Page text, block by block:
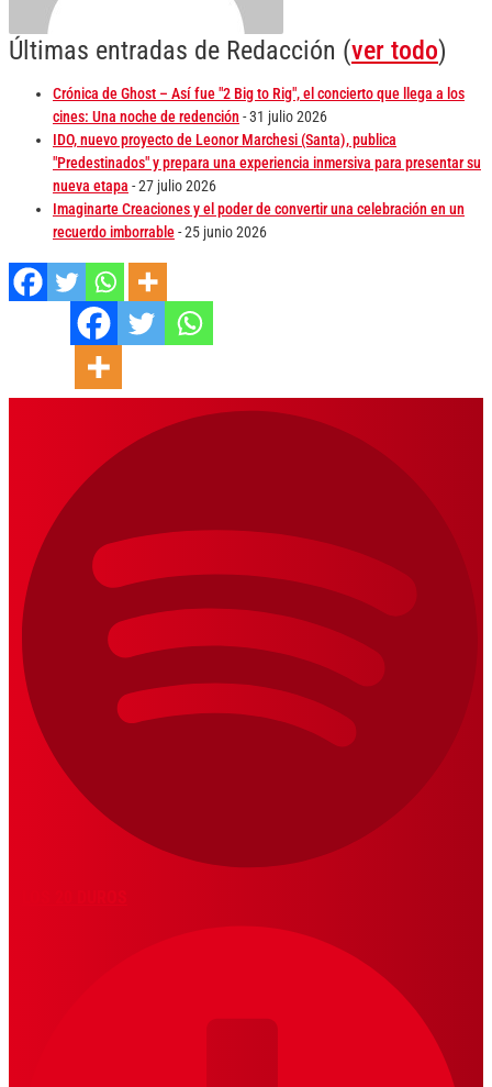
Últimas entradas de Redacción (ver todo)
Crónica de Ghost – Así fue "2 Big to Rig", el concierto que llega a los
cines: Una noche de redención - 31 julio 2026
IDO, nuevo proyecto de Leonor Marchesi (Santa), publica
"Predestinados" y prepara una experiencia inmersiva para presentar su
nueva etapa - 27 julio 2026
Imaginarte Creaciones y el poder de convertir una celebración en un
recuerdo imborrable- 25 junio 2026